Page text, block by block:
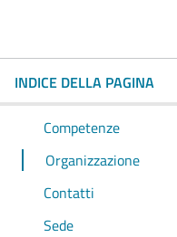
INDICE DELLA PAGINA
Competenze
Organizzazione
Contatti
Sede